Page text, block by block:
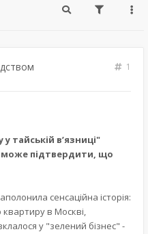
1
у тайській в’язниці"
може підтвердити, що
сенсаційна історія:
квартиру в Москві,
у "зелений бізнес" -